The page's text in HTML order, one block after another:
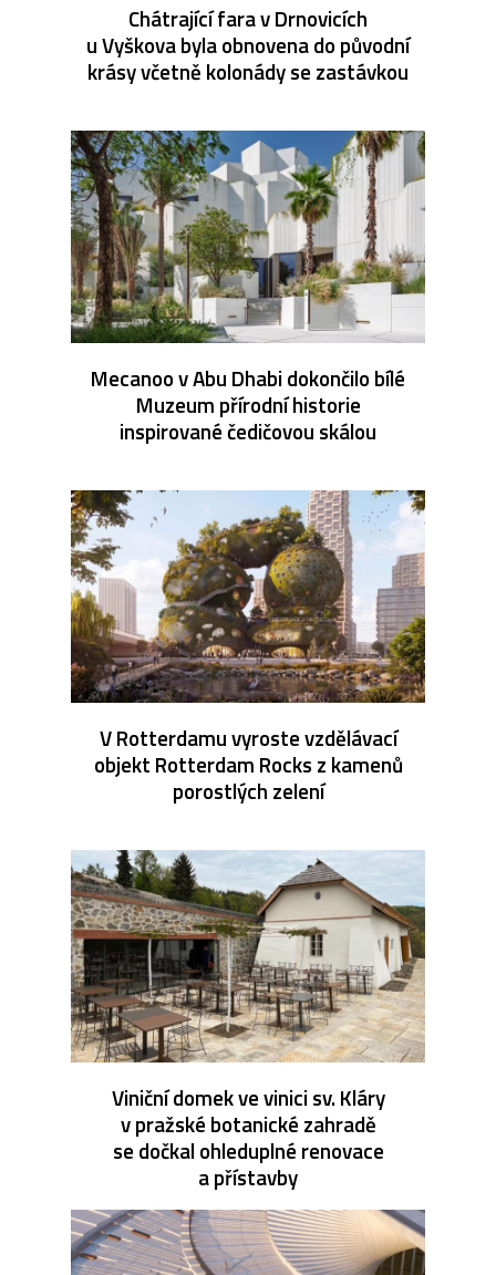
Chátrající fara v Drnovicích
u Vyškova byla obnovena do původní
krásy včetně kolonády se zastávkou
Mecanoo v Abu Dhabi dokončilo bílé
Muzeum přírodní historie
inspirované čedičovou skálou
V Rotterdamu vyroste vzdělávací
objekt Rotterdam Rocks z kamenů
porostlých zelení
Viniční domek ve vinici sv. Kláry
v pražské botanické zahradě
se dočkal ohleduplné renovace
a přístavby